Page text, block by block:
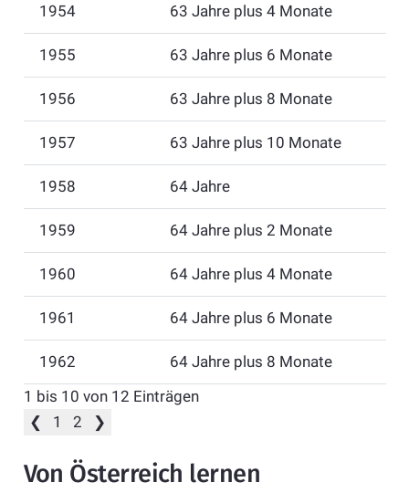
1954 63 Jahre plus 4 Monate
1955 63 Jahre plus 6 Monate
1956 63 Jahre plus 8 Monate
1957 63 Jahre plus 10 Monate
1958 64 Jahre
1959 64 Jahre plus 2 Monate
1960 64 Jahre plus 4 Monate
1961 64 Jahre plus 6 Monate
1962
64 Jahre plus 8 Monate
1 bis 10 von 12 Einträgen
❮
1 2 ❯
Von Österreich lernen